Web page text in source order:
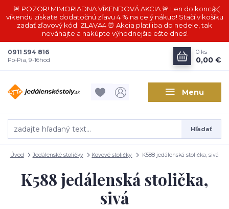
🚨 POZOR! MIMORIADNA VÍKENDOVÁ AKCIA 🚨 Len do konca
víkendu získate dodatočnú zľavu 4 % na celý nákup! Stačí v košíku
zadať zľavový kód: ZLAVA4 ⏰ Akcia platí iba do nedele, tak
neváhajte a nakúpte výhodnejšie ešte dnes!
Menu
Hľadať
0911 594 816
Po-Pia, 9-16hod
0 ks
0,00 €
Úvod Jedálenské stoličky Kovové stoličky K588 jedálenská stolička, sivá
K588 jedálenská stolička,
sivá